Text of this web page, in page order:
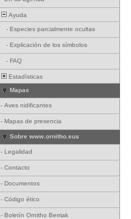
Ayuda
- Especies parcialmente ocultas
- Explicación de los símbolos
- FAQ
Estadísticas
Mapas
- Aves nidificantes
- Mapas de presencia
Sobre www.ornitho.eus
- Legalidad
- Contacto
- Documentos
- Código ético
- Boletín Ornitho Berriak